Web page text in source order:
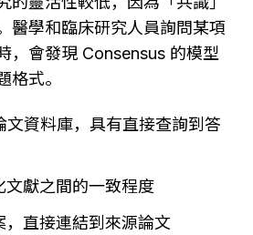
醫學和臨床研究人員詢問某項
，會發現 Consensus 的模型
格式。
文資料庫，具有直接查詢到答
文獻之間的一致程度
，直接連結到來源論文